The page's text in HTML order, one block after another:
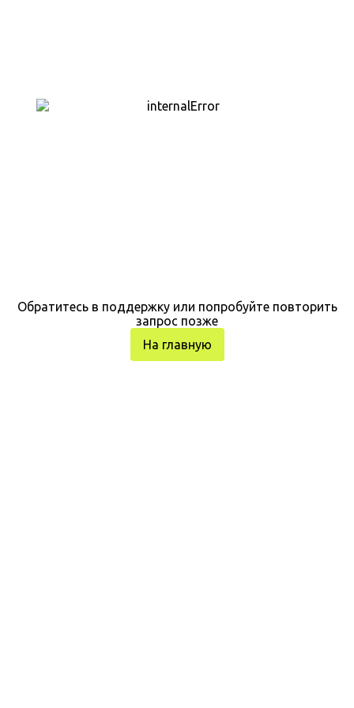
Обратитесь в поддержку или попробуйте повторить
запрос позже
На главную